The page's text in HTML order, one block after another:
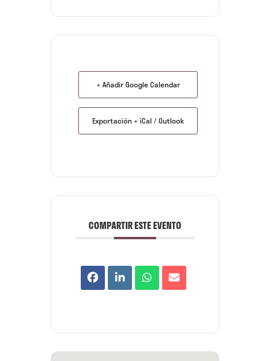
+ Añadir Google Calendar
Exportación + iCal / Outlook
COMPARTIR ESTE EVENTO